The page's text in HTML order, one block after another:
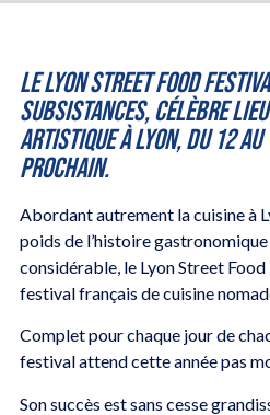
Le Lyon Street food
Subsistances, célèbre
artistique à Lyon, du 12 au
prochain.
Abordant autrement la cuisine à
poids de l’histoire
considérable, le Lyon Street
festival français de cuisine
Complet pour chaque jour de
festival attend cette année pas
Son succès est sans cesse